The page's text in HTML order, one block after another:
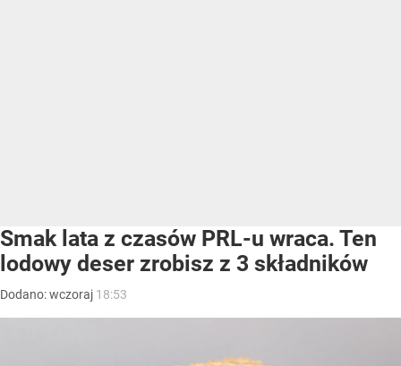
Smak lata z czasów PRL-u wraca. Ten
lodowy deser zrobisz z 3 składników
Dodano:wczoraj 18:53